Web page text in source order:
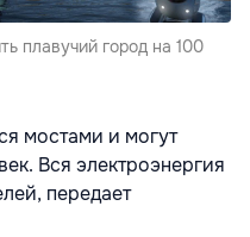
плавучий город на 100
мостами и могут
Вся электроэнергия
передает